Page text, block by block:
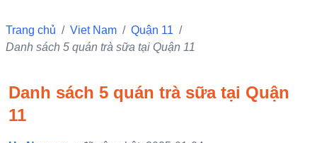
Trang chủ / Viet Nam / Quận 11 /
Danh sách 5 quán trà sữa tại Quận 11
Danh sách 5 quán trà sữa tại Quận
11